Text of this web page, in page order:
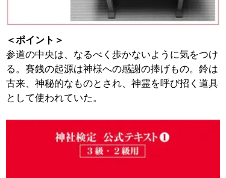
＜ポイント＞
参道の中央は、なるべく歩かないように気をつけ
る。賽銭の起源は神様への感謝の捧げもの。鈴は
古来、神秘的なものとされ、神霊を呼び招く道具
として使われていた。